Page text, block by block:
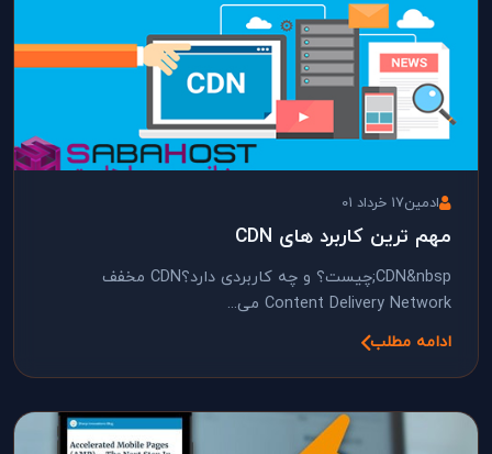
ادمین17 خرداد 01
مهم ترین کاربرد های CDN
CDN&nbsp;چیست؟ و چه کاربردی دارد؟CDN مخفف
Content Delivery Network می...
ادامه مطلب